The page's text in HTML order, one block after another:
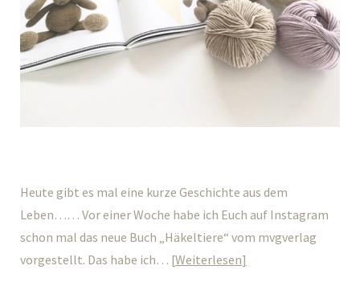
Heute gibt es mal eine kurze Geschichte aus dem
Leben…… Vor einer Woche habe ich Euch auf Instagram
schon mal das neue Buch „Häkeltiere“ vom mvgverlag
vorgestellt. Das habe ich… Weiterlesen